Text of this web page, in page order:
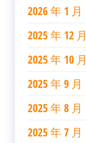
2026 年 1 月
2025 年 12 月
2025 年 10 月
2025 年 9 月
2025 年 8 月
2025 年 7 月